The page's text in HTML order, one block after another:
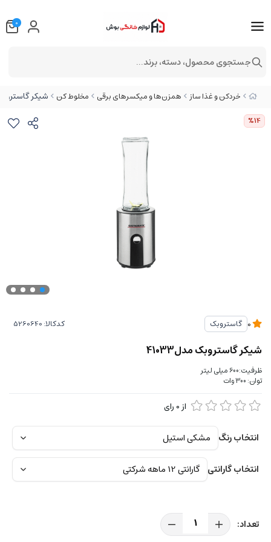
خردکن و غذا ساز همزن‌ها و میکسرهای برقی مخلوط کن شیکر گاستروبک
%14
گاستروبک کدکالا:
شیکر گاستروبک مدل41033
ظرفیت:600 میلی لیتر
توان: 300 وات
از 0 رای
انتخاب رنگ
انتخاب گارانتی
0
جستجوی محصول، دسته، برند...